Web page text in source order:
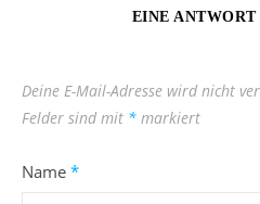
EINE ANTWORT
Deine E-Mail-Adresse wird nicht
Felder sind mit * markiert
Name *